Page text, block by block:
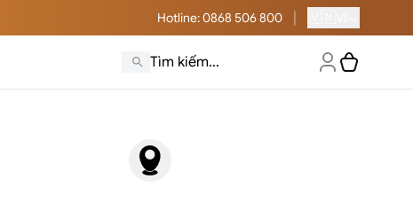
Hotline: 0868 506 800